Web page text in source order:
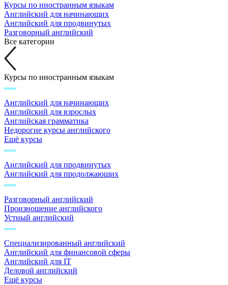
Курсы по иностранным языкам
Английский для начинающих
Английский для продвинутых
Разговорный английский
Все категории
Курсы по иностранным языкам
Английский для начинающих
Английский для взрослых
Английская грамматика
Недорогие курсы английского
Ещё курсы
Английский для продвинутых
Английский для продолжающих
Разговорный английский
Произношение английского
Устный английский
Специализированный английский
Английский для финансовой сферы
Английский для IT
Деловой английский
Ещё курсы